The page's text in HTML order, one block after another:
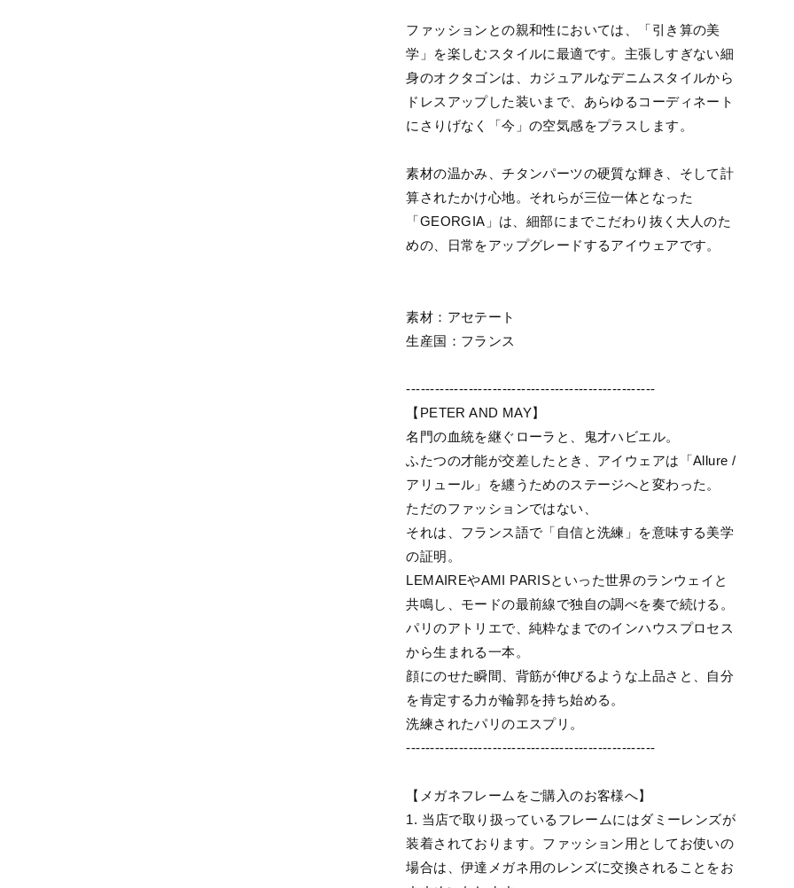
ファッションとの親和性においては、「引き算の美
学」を楽しむスタイルに最適です。主張しすぎない細
身のオクタゴンは、カジュアルなデニムスタイルから
ドレスアップした装いまで、あらゆるコーディネート
にさりげなく「今」の空気感をプラスします。
素材の温かみ、チタンパーツの硬質な輝き、そして計
算されたかけ心地。それらが三位一体となった
「GEORGIA」は、細部にまでこだわり抜く大人のた
めの、日常をアップグレードするアイウェアです。
素材：アセテート
生産国：フランス
----------------------------------------------------
【PETER AND MAY】
名門の血統を継ぐローラと、鬼才ハビエル。
ふたつの才能が交差したとき、アイウェアは「Allure /
アリュール」を纏うためのステージへと変わった。
ただのファッションではない、
それは、フランス語で「自信と洗練」を意味する美学
の証明。
LEMAIREやAMI PARISといった世界のランウェイと
共鳴し、モードの最前線で独自の調べを奏で続ける。
パリのアトリエで、純粋なまでのインハウスプロセス
から生まれる一本。
顔にのせた瞬間、背筋が伸びるような上品さと、自分
を肯定する力が輪郭を持ち始める。
洗練されたパリのエスプリ。
----------------------------------------------------
【メガネフレームをご購入のお客様へ】
1. 当店で取り扱っているフレームにはダミーレンズが
装着されております。ファッション用としてお使いの
場合は、伊達メガネ用のレンズに交換されることをお